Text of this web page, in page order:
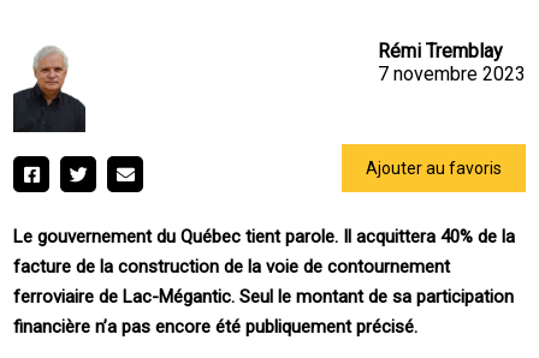
Rémi Tremblay
7 novembre 2023
Ajouter au favoris
Le gouvernement du Québec tient parole. Il acquittera 40% de la
facture de la construction de la voie de contournement
ferroviaire de Lac-Mégantic. Seul le montant de sa participation
financière n’a pas encore été publiquement précisé.